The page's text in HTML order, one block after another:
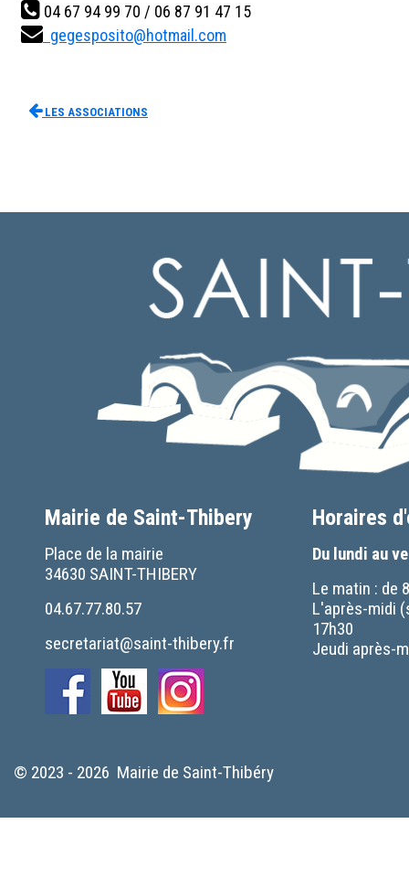
04 67 94 99 70 / 06 87 91 47 15
gegesposito@hotmail.com
Les associations
Mairie de Saint-Thibery
Place de la mairie
34630 SAINT-THIBERY
04.67.77.80.57
secretariat@saint-thibery.fr
Horaires
Du lundi au
Le matin : de
L'après-midi
17h30
Jeudi après-
© 2023 - 2026 Mairie de Saint-Thibéry